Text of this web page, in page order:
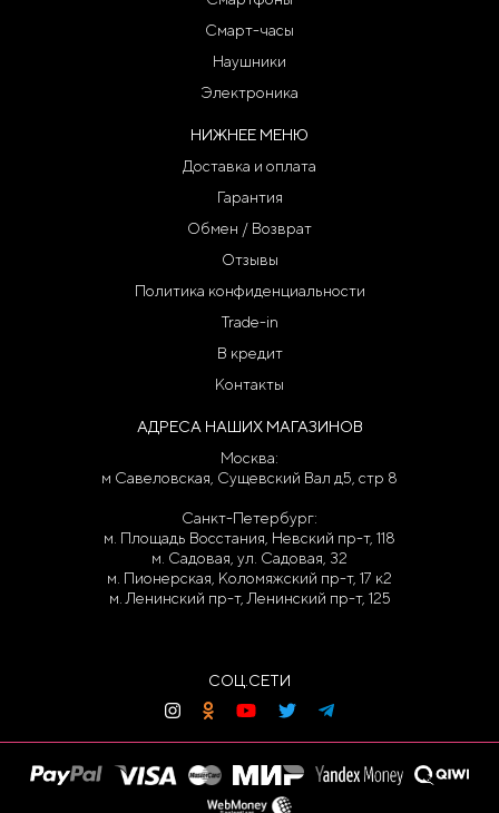
Смарт-часы
Наушники
Электроника
НИЖНЕЕ МЕНЮ
Доставка и оплата
Гарантия
Обмен / Возврат
Отзывы
Политика конфиденциальности
Trade-in
В кредит
Контакты
АДРЕСА НАШИХ МАГАЗИНОВ
Москва:
м Савеловская, Сущевский Вал д5, стр 8
Санкт-Петербург:
м. Площадь Восстания, Невский пр-т, 118
м. Садовая, ул. Садовая, 32
м. Пионерская, Коломяжский пр-т, 17 к2
м. Ленинский пр-т, Ленинский пр-т, 125
СОЦ.СЕТИ